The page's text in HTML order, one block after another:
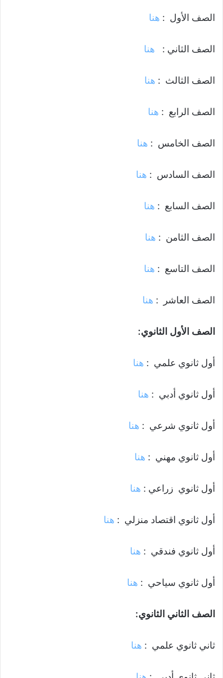
الصف الأول : هنا
الصف الثاني : هنا
الصف الثالث : هنا
الصف الرابع : هنا
الصف الخامس : هنا
الصف السادس : هنا
الصف السابع : هنا
الصف الثامن : هنا
الصف التاسع : هنا
الصف العاشر : هنا
الصف الأول الثانوي:
أول ثانوي علمي : هنا
أول ثانوي أدبي : هنا
أول ثانوي شرعي : هنا
أول ثانوي مهني : هنا
أول ثانوي زراعي : هنا
أول ثانوي اقتصاد منزلي : هنا
أول ثانوي فندقي : هنا
أول ثانوي سياحي : هنا
الصف الثاني الثانوي:
ثاني ثانوي علمي : هنا